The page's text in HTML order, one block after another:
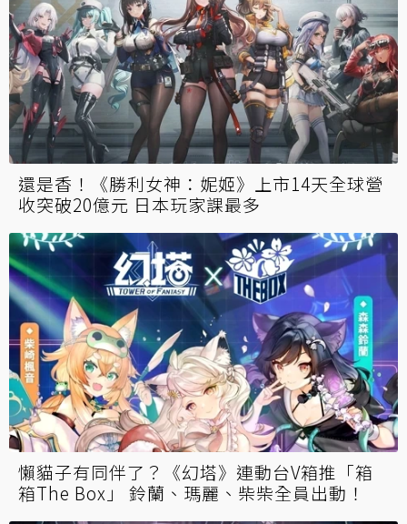
還是香！《勝利女神：妮姬》上市14天全球營
收突破20億元 日本玩家課最多
懶貓子有同伴了？《幻塔》連動台V箱推「箱
箱The Box」 鈴蘭、瑪麗、柴柴全員出動！